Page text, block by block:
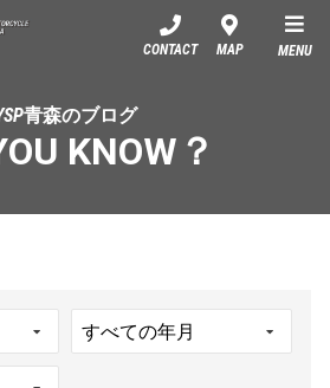
CONTACT MAP MENU
青森のブログ
KNOW？